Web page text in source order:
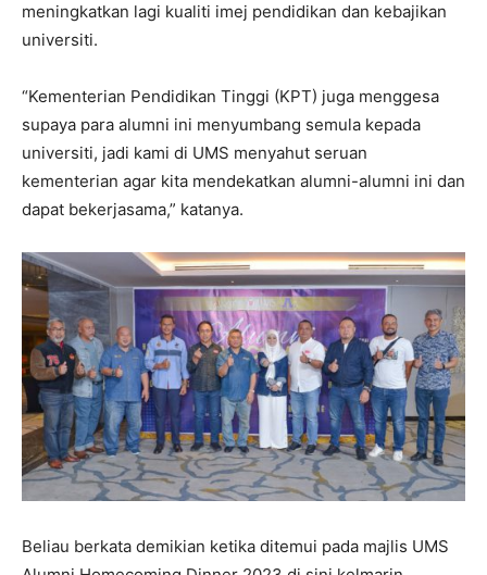
meningkatkan lagi kualiti imej pendidikan dan kebajikan
universiti.
“Kementerian Pendidikan Tinggi (KPT) juga menggesa
supaya para alumni ini menyumbang semula kepada
universiti, jadi kami di UMS menyahut seruan
kementerian agar kita mendekatkan alumni-alumni ini dan
dapat bekerjasama,” katanya.
Beliau berkata demikian ketika ditemui pada majlis UMS